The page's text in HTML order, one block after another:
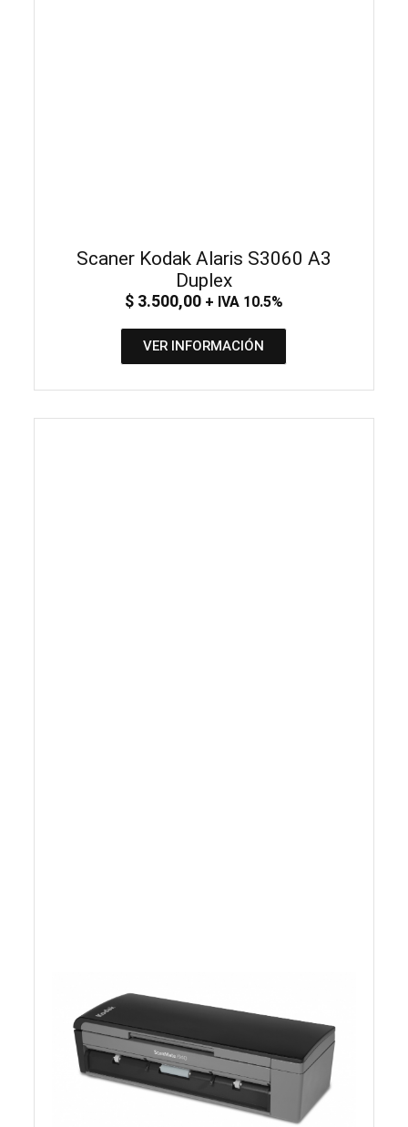
Scaner Kodak Alaris S3060 A3
Duplex
$3.500,00+ IVA 10.5%
VER INFORMACIÓN